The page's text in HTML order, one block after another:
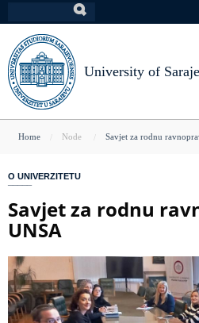
to
main
content
University of
You
here
Home Node Savjet za rodnu
O UNIVERZITETU
Savjet za rodnu
UNSA